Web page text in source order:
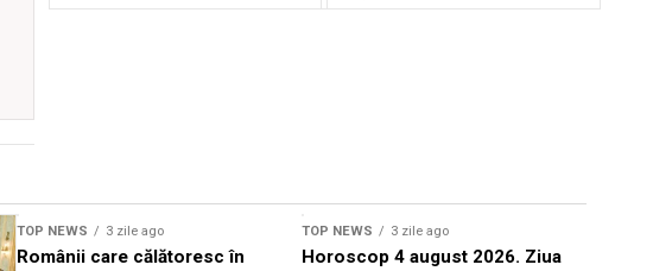
TOP NEWS 3 zile ago
Românii care călătoresc în
TOP NEWS 3 zile ago
Horoscop 4 august 2026. Ziua